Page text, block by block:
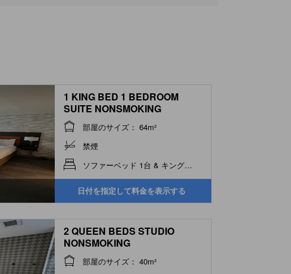
1 KING BED 1 BEDROOM
SUITE NONSMOKING
部屋のサイズ： 64m²
禁煙
ソファーベッド 1台 & キングベッド 1台
日付を指定して料金を表示する
2 QUEEN BEDS STUDIO
NONSMOKING
部屋のサイズ： 40m²